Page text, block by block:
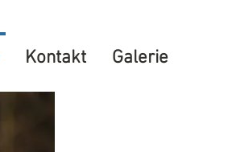
Kontakt Galerie